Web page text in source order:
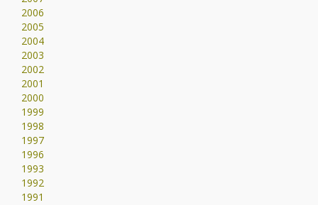
2006
2005
2004
2003
2002
2001
2000
1999
1998
1997
1996
1993
1992
1991